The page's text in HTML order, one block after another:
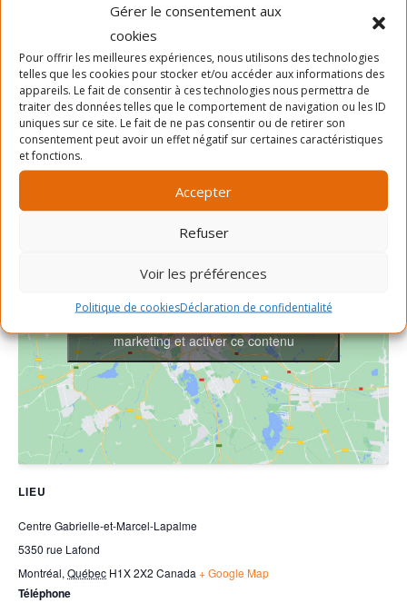
Gérer le consentement aux
cookies
Pour offrir les meilleures expériences, nous utilisons des technologies
telles que les cookies pour stocker et/ou accéder aux informations des
appareils. Le fait de consentir à ces technologies nous permettra de
traiter des données telles que le comportement de navigation ou les ID
uniques sur ce site. Le fait de ne pas consentir ou de retirer son
consentement peut avoir un effet négatif sur certaines caractéristiques
et fonctions.
Accepter
Refuser
Voir les préférences
Politique de cookiesDéclaration de confidentialité
22 septembre 2022
Heure :
16h00 - 17h00
Prix :
Gratuit
Téléphone
514-903-7522
Voir le site Organisateur
LIEU
Centre Gabrielle-et-Marcel-Lapalme
5350 rue Lafond
Montréal, Québec H1X 2X2 Canada + Google Map
Téléphone
Cliquez pour accepter les cookies
marketing et activer ce contenu